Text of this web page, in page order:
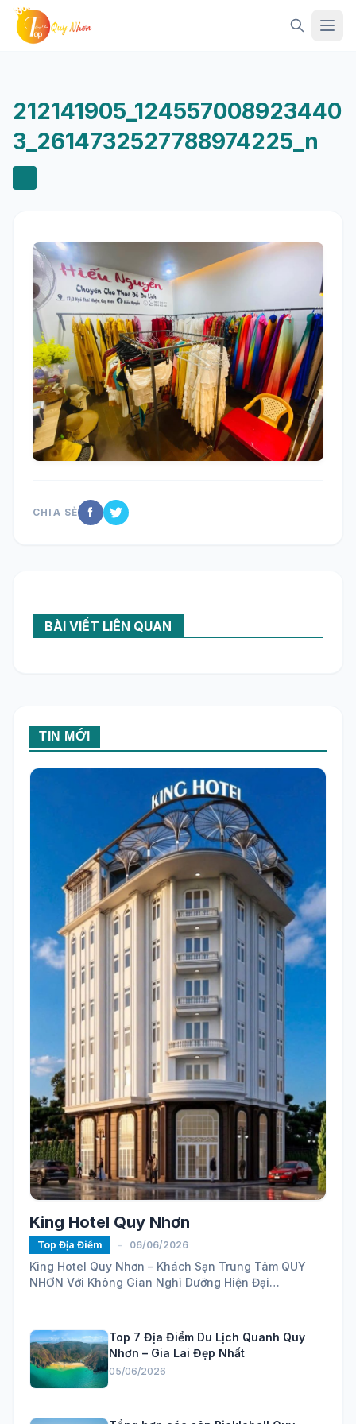
Mở
212141905_124557008923440
3_2614732527788974225_n
CHIA SẺ
BÀI VIẾT LIÊN QUAN
TIN MỚI
King Hotel Quy Nhơn
Top Địa Điểm - 06/06/2026
King Hotel Quy Nhơn – Khách Sạn Trung Tâm QUY
NHƠN Với Không Gian Nghỉ Dưỡng Hiện Đại
Top 7 Địa Điểm Du Lịch Quanh Quy
Nhơn – Gia Lai Đẹp Nhất
05/06/2026